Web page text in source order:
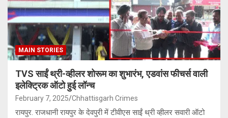
MAIN STORIES
TVS साईं थ्री-व्हीलर शोरूम का शुभारंभ, एडवांस फीचर्स वाली
इलेक्ट्रिक ऑटो हुई लॉन्च
February 7, 2025 Chhattisgarh Crimes
रायपुर. राजधानी रायपुर के देवपुरी में टीवीएस साईं थ्री व्हीलर सवारी ऑटो